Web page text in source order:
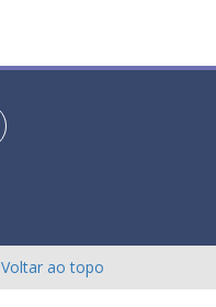
Voltar ao topo